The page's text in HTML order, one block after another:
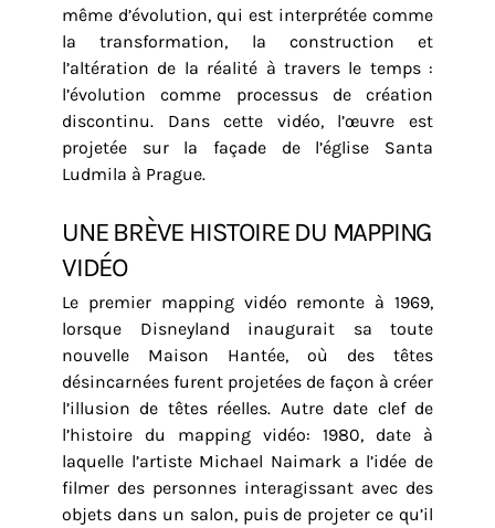
même d’évolution, qui est interprétée comme
la transformation, la construction et
l’altération de la réalité à travers le temps :
l’évolution comme processus de création
discontinu. Dans cette vidéo, l’œuvre est
projetée sur la façade de l’église Santa
Ludmila à Prague.
UNE BRÈVE HISTOIRE DU MAPPING
VIDÉO
Le premier mapping vidéo remonte à 1969,
lorsque Disneyland inaugurait sa toute
nouvelle Maison Hantée, où des têtes
désincarnées furent projetées de façon à créer
l’illusion de têtes réelles. Autre date clef de
l’histoire du mapping vidéo: 1980, date à
laquelle l’artiste Michael Naimark a l’idée de
filmer des personnes interagissant avec des
objets dans un salon, puis de projeter ce qu’il